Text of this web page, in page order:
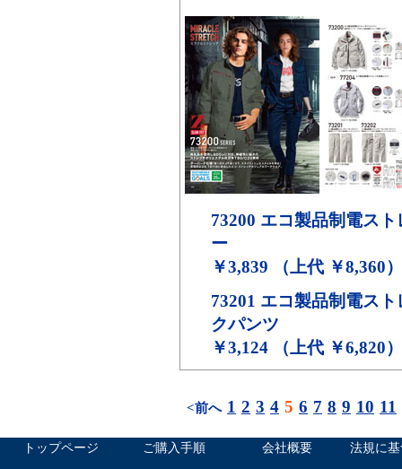
73200 エコ製品制電ス
ー
￥3,839 （上代 ￥8,360）
73201 エコ製品制電ス
クパンツ
￥3,124 （上代 ￥6,820）
<前へ 1 2 3 4 5 6 7 8 9 10 11
トップページ ご購入手順 会社概要 法規に